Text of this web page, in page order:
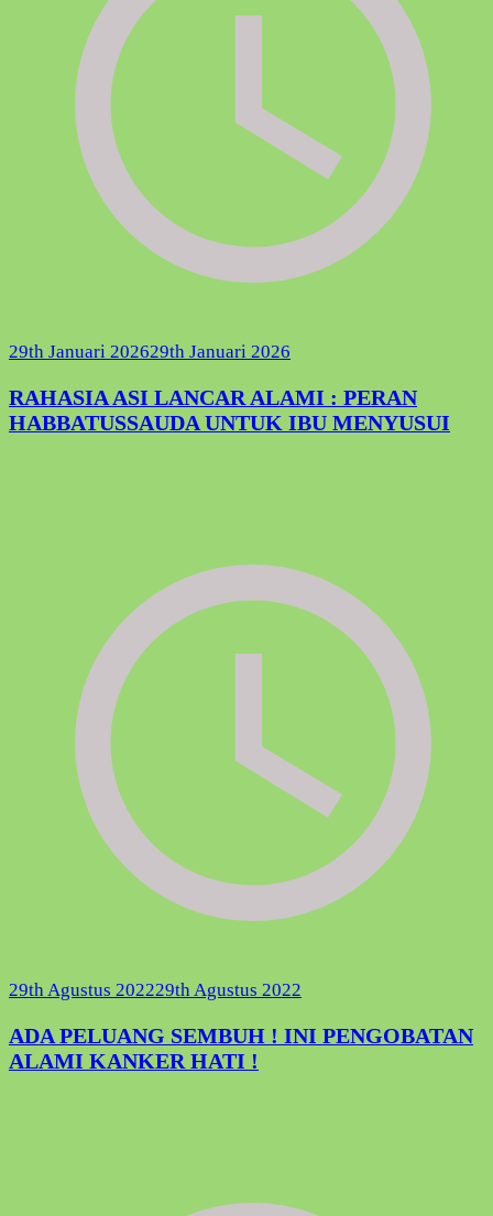
29th Januari 202629th Januari 2026
RAHASIA ASI LANCAR ALAMI : PERAN
HABBATUSSAUDA UNTUK IBU MENYUSUI
29th Agustus 202229th Agustus 2022
ADA PELUANG SEMBUH ! INI PENGOBATAN
ALAMI KANKER HATI !